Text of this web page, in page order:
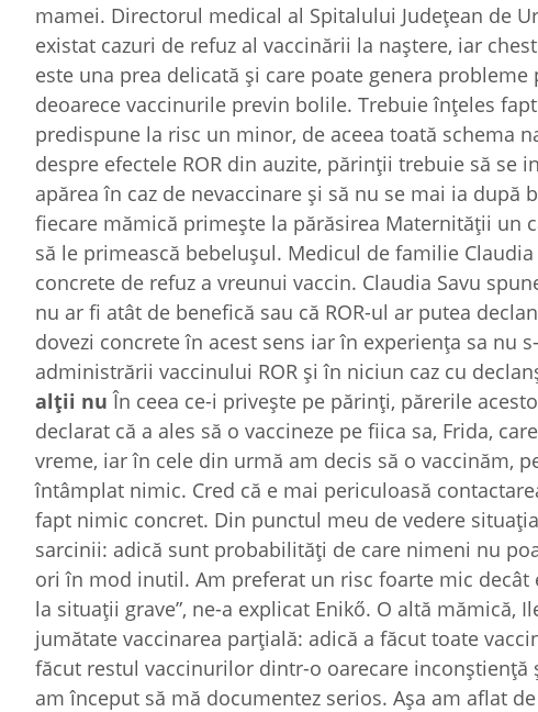
mamei. Directorul medical al Spitalului Județean de
existat cazuri de refuz al vaccinării la naștere, iar
este una prea delicată și care poate genera
deoarece vaccinurile previn bolile. Trebuie înțeles
predispune la risc un minor, de aceea toată schema
despre efectele ROR din auzite, părinții trebuie să
apărea în caz de nevaccinare și să nu se mai ia după
fiecare mămică primește la părăsirea Maternității un
să le primească bebelușul. Medicul de familie
concrete de refuz a vreunui vaccin. Claudia Savu
nu ar fi atât de benefică sau că ROR-ul ar putea
dovezi concrete în acest sens iar în experiența sa nu
administrării vaccinului ROR și în niciun caz cu
alţii nu În ceea ce-i privește pe părinți, părerile
declarat că a ales să o vaccineze pe fiica sa, Frida,
vreme, iar în cele din urmă am decis să o vaccinăm,
întâmplat nimic. Cred că e mai periculoasă
fapt nimic concret. Din punctul meu de vedere
sarcinii: adică sunt probabilități de care nimeni nu
ori în mod inutil. Am preferat un risc foarte mic
la situații grave”, ne-a explicat Enikő. O altă mămică,
jumătate vaccinarea parțială: adică a făcut toate
făcut restul vaccinurilor dintr-o oarecare
am început să mă documentez serios. Așa am aflat